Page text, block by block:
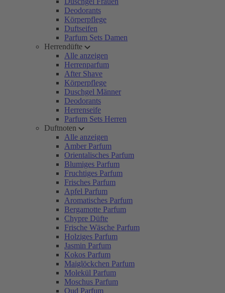
Deodorants
Körperpflege
Duftseifen
Parfum Sets Damen
Herrendüfte
Alle anzeigen
Herrenparfum
After Shave
Körperpflege
Duschgel Männer
Deodorants
Herrenseife
Parfum Sets Herren
Duftnoten
Alle anzeigen
Amber Parfum
Orientalisches Parfum
Blumiges Parfum
Fruchtiges Parfum
Frisches Parfum
Apfel Parfum
Aromatisches Parfum
Bergamotte Parfum
Chypre Düfte
Frische Wäsche Parfum
Holziges Parfum
Jasmin Parfum
Kokos Parfum
Maiglöckchen Parfum
Molekül Parfum
Moschus Parfum
Oud Parfum